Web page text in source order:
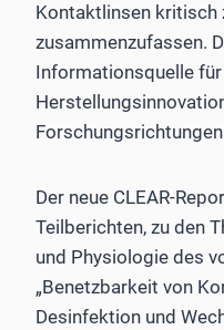
Kontaktlinsen kritisch
zusammenzufassen.
Informationsquelle
Der neue CLEAR-
Teilberichten, zu den
und Physiologie des
„Benetzbarkeit von
Desinfektion und